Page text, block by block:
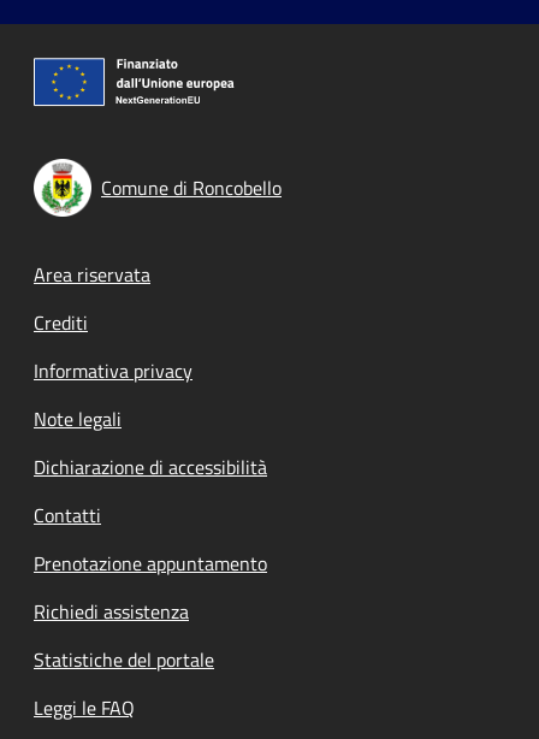
Comune di Roncobello
Footer menu
Area riservata
Crediti
Informativa privacy
Note legali
Dichiarazione di accessibilità
Contatti
Prenotazione appuntamento
Richiedi assistenza
Statistiche del portale
Leggi le FAQ